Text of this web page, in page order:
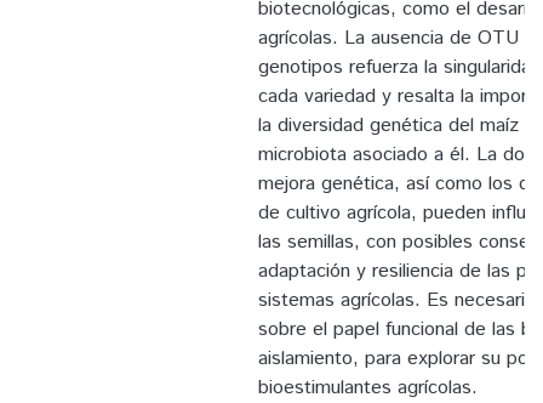
biotecnológicas, como el
agrícolas. La ausencia de OTU
genotipos refuerza la
cada variedad y resalta la
la diversidad genética del maíz
microbiota asociado a él. La
mejora genética, así como los
de cultivo agrícola, pueden
las semillas, con posibles
adaptación y resiliencia de las
sistemas agrícolas. Es
sobre el papel funcional de las
aislamiento, para explorar su
bioestimulantes agrícolas.